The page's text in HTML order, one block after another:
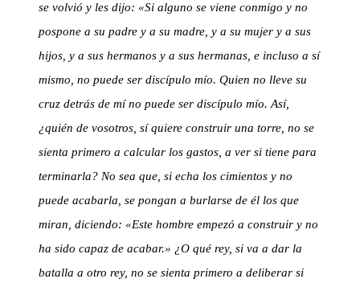
se volvió y les dijo: «Si alguno se viene conmigo y no
pospone a su padre y a su madre, y a su mujer y a sus
hijos, y a sus hermanos y a sus hermanas, e incluso a sí
mismo, no puede ser discípulo mío. Quien no lleve su
cruz detrás de mí no puede ser discípulo mío. Así,
¿quién de vosotros, sí quiere construir una torre, no se
sienta primero a calcular los gastos, a ver si tiene para
terminarla? No sea que, si echa los cimientos y no
puede acabarla, se pongan a burlarse de él los que
miran, diciendo: «Este hombre empezó a construir y no
ha sido capaz de acabar.» ¿O qué rey, si va a dar la
batalla a otro rey, no se sienta primero a deliberar si